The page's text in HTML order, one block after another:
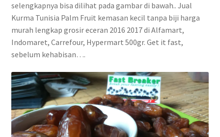
selengkapnya bisa dilihat pada gambar di bawah.. Jual
Kurma Tunisia Palm Fruit kemasan kecil tanpa biji harga
murah lengkap grosir eceran 2016 2017 di Alfamart,
Indomaret, Carrefour, Hypermart 500gr. Get it fast,
sebelum kehabisan….